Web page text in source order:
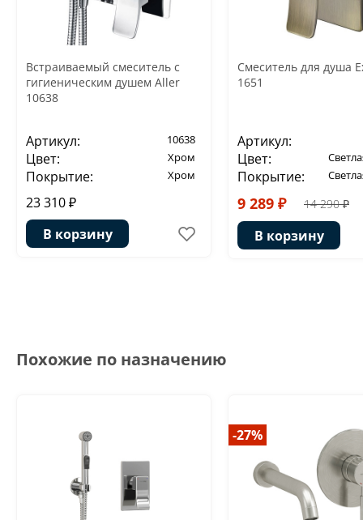
Встраиваемый смеситель с
гигиеническим душем Aller
10638
Артикул: 10638
Цвет: Хром
Покрытие: Хром
23 310 ₽
В корзину
Смеситель для душа
1651
Артикул:
Цвет:
Покрытие:
9 289 ₽ 14 290 ₽
В корзину
Похожие по назначению
-27%